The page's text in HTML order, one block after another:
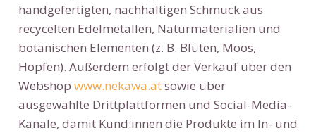
handgefertigten, nachhaltigen Schmuck aus
recycelten Edelmetallen, Naturmaterialien und
botanischen Elementen (z. B. Blüten, Moos,
Hopfen). Außerdem erfolgt der Verkauf über den
Webshop www.nekawa.atsowie über
ausgewählte Drittplattformen und Social-Media-
Kanäle, damit Kund:innen die Produkte im In- und